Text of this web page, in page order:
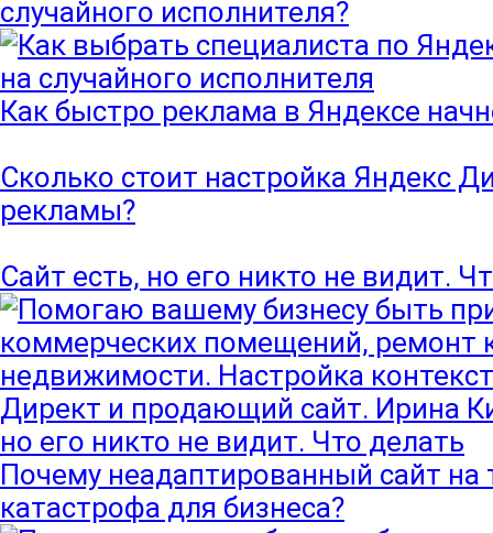
случайного исполнителя?
Как быстро реклама в Яндексе
Сколько стоит настройка Яндекс
рекламы?
Сайт есть, но его никто не видит.
Почему неадаптированный сайт на
катастрофа для бизнеса?